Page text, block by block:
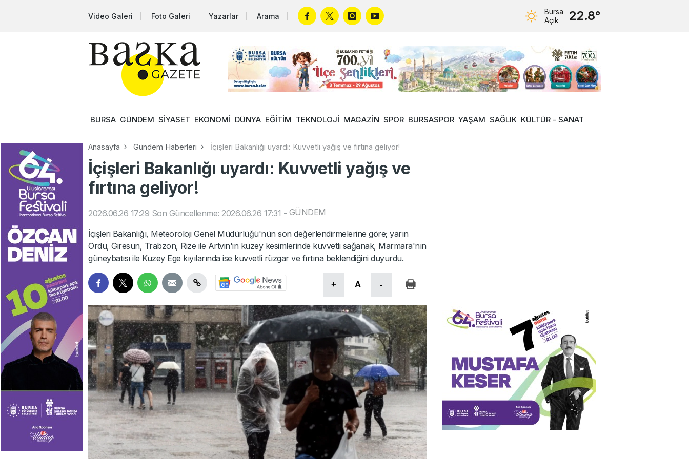
Video Galeri Foto Galeri Yazarlar Arama
Bursa
Açık
22.8°
BURSA GÜNDEM SİYASET EKONOMİ DÜNYA EĞİTİM TEKNOLOJİ MAGAZİN SPOR BURSASPOR YAŞAM SAĞLIK KÜLTÜR - SANAT
Anasayfa Gündem Haberleri İçişleri Bakanlığı uyardı: Kuvvetli yağış ve fırtına geliyor!
İçişleri Bakanlığı uyardı: Kuvvetli yağış ve
fırtına geliyor!
2026.06.26 17:29 Son Güncellenme: 2026.06.26 17:31 - GÜNDEM
İçişleri Bakanlığı, Meteoroloji Genel Müdürlüğü'nün son değerlendirmelerine göre; yarın
Ordu, Giresun, Trabzon, Rize ile Artvin'in kuzey kesimlerinde kuvvetli sağanak, Marmara'nın
güneybatısı ile Kuzey Ege kıyılarında ise kuvvetli rüzgar ve fırtına beklendiğini duyurdu.
+ A -